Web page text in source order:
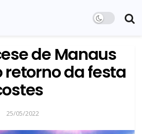
de Manaus
retorno da festa
25/05/2022